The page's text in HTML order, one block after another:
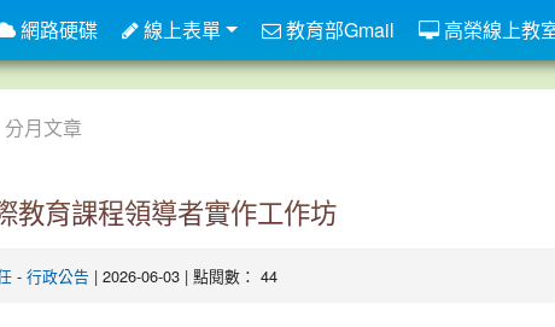
分月文章
教育課程領導者實作工作坊
- 行政公告 | 2026-06-03 | 點閱數： 44
網路硬碟 線上表單 教育部Gmail 高榮線上教